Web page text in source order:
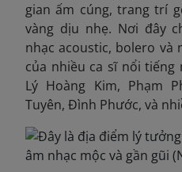
gian ấm cúng, trang trí
vàng dịu nhẹ. Nơi đây
nhạc acoustic, bolero và
của nhiều ca sĩ nổi tiếng
Lý Hoàng Kim, Phạm
Tuyên, Đình Phước, và